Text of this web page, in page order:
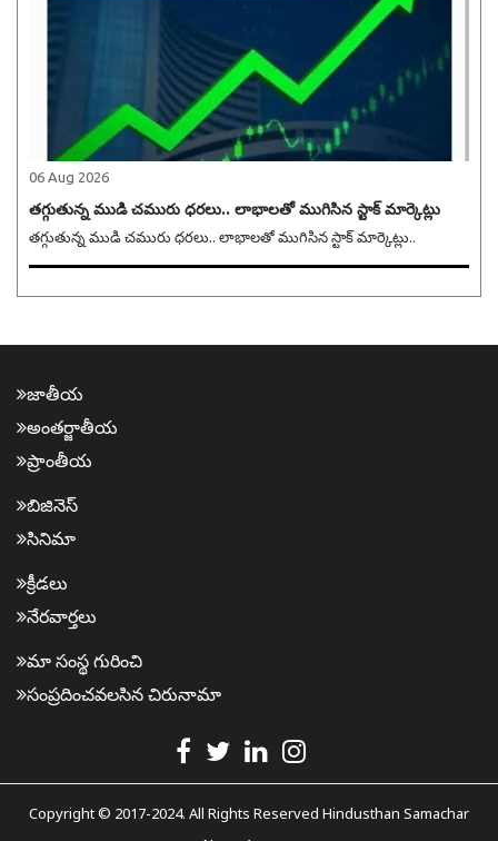
06 Aug 2026
తగ్గుతున్న ముడి చమురు ధరలు.. లాభాలతో ముగిసిన స్టాక్ మార్కెట్లు
తగ్గుతున్న ముడి చమురు ధరలు.. లాభాలతో ముగిసిన స్టాక్ మార్కెట్లు..
జాతీయ
అంత‌ర్జాతీయ
ప్రాంతీయ‌
బిజినెస్
సినిమా
క్రీడ‌లు
నేర‌వార్త‌లు
మా సంస్థ గురించి
సంప్ర‌దించవ‌ల‌సిన‌ చిరునామా
Copyright © 2017-2024. All Rights Reserved Hindusthan Samachar